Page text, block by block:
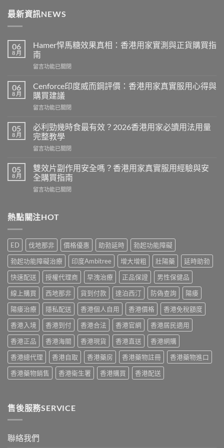
最新資訊NEWS
06
8 月
Hamer悍馬糖效果真相：香港用家實測與正貨購買指
南
在
悍
馬
糖
效
真
相：
香
港
家
實
與
購
南〉
中
留言功能已關閉
06
8 月
Cenforce印度威而鋼評價：香港用家真實服用心得與
購買建議
在
印
度
威
而
評
價：
香
港
真
用
心
得
與
購
買
建
議〉
中
留言功能已關閉
05
8 月
必利勁幾時食最有效？2026香港用家必讀用法用量
完整教學
在
利
勁
幾
時
有
香
港
用
家
必
讀
用
法
用
量
完
整
教
學〉
中
留言功能已關閉
05
8 月
雙效片副作用安全嗎？香港用家真實服用經驗與安
全購買指南
在
片
副
用
安
全
嗎？
香
港
用
家
真
實
服
用
經
驗
與
安
全
南〉
留言功能已關閉
熱點關注HOT
ED 伐地那非 價格優惠 助勃延時
勃起功能障礙
勃起功能障礙治療
印度Ambitree 增大增粗 壯陽藥
延時助勃
快速配送
授權代理商 早洩治療 正品保證
男性保健品
線上購買
西地那非 貨到付款 達泊西汀 防偽查詢
陽痿
陽痿治療
隱私配送 香港個人自用 香港價格
香港免稅額度
香港入境
香港到付 香港合法 香港官網
香港居民適用
香港正品
香港海關 香港現貨 香港直送
香港網購
香港總代理
香港自取 香港藥房 香港藥物註冊
香港藥物進口
香港藥物銷售
香港衛生署 香港購買 香港配送
售後服務SERVICE
聯絡我們